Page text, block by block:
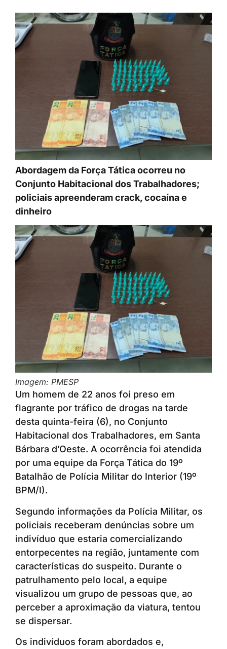
Abordagem da Força Tática ocorreu no
Conjunto Habitacional dos Trabalhadores;
policiais apreenderam crack, cocaína e
dinheiro
Imagem: PMESP
Um homem de 22 anos foi preso em
flagrante por tráfico de drogas na tarde
desta quinta-feira (6), no Conjunto
Habitacional dos Trabalhadores, em Santa
Bárbara d’Oeste. A ocorrência foi atendida
por uma equipe da Força Tática do 19º
Batalhão de Polícia Militar do Interior (19º
BPM/I).
Segundo informações da Polícia Militar, os
policiais receberam denúncias sobre um
indivíduo que estaria comercializando
entorpecentes na região, juntamente com
características do suspeito. Durante o
patrulhamento pelo local, a equipe
visualizou um grupo de pessoas que, ao
perceber a aproximação da viatura, tentou
se dispersar.
Os indivíduos foram abordados e,